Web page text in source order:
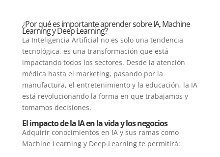
¿Por qué es importante aprender sobre IA, Machine
Learning y Deep Learning?
La Inteligencia Artificial no es solo una tendencia
tecnológica, es una transformación que está
impactando todos los sectores. Desde la atención
médica hasta el marketing, pasando por la
manufactura, el entretenimiento y la educación, la IA
está revolucionando la forma en que trabajamos y
tomamos decisiones.
El impacto de la IA en la vida y los negocios
Adquirir conocimientos en IA y sus ramas como
Machine Learning y Deep Learning te permitirá: